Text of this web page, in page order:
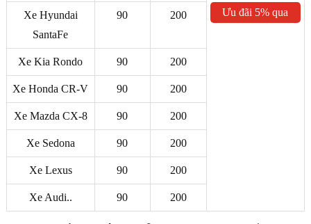
Ưu đãi 5% qua
Xe Hyundai
SantaFe
90 200
Xe Kia Rondo 90 200
Xe Honda CR-V 90 200
Xe Mazda CX-8 90 200
Xe Sedona 90 200
Xe Lexus 90 200
Xe Audi.. 90 200